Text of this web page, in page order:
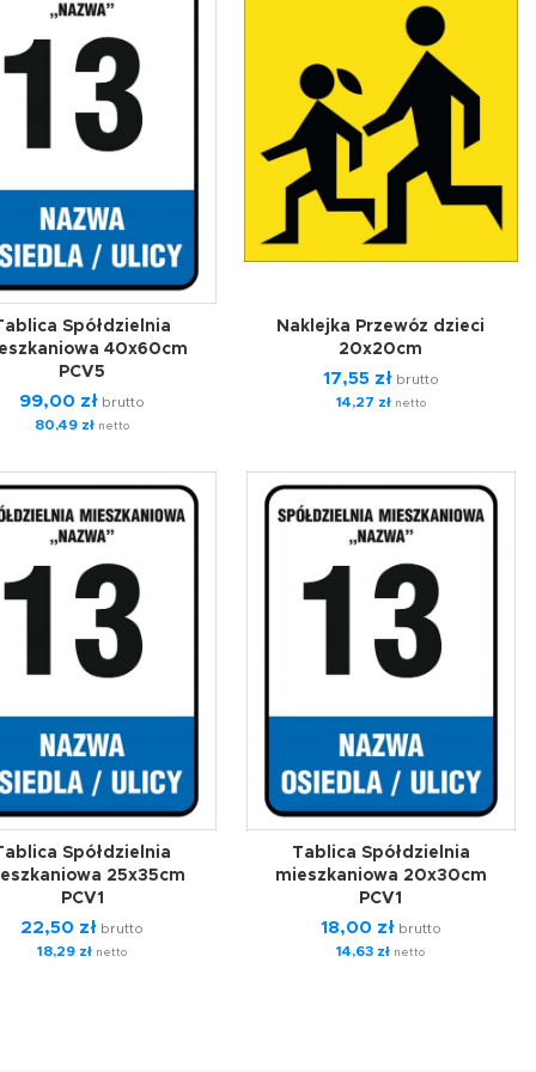
Spółdzielnia
40x60cm
PCV5
99,00 zł brutto
80,49 zł netto
Naklejka Przewóz dzieci
20x20cm
17,55 złbrutto
14,27 złnetto
Spółdzielnia
25x35cm
PCV1
22,50 zł brutto
18,29 zł netto
Tablica Spółdzielnia
mieszkaniowa 20x30cm
PCV1
18,00 złbrutto
14,63 zł netto